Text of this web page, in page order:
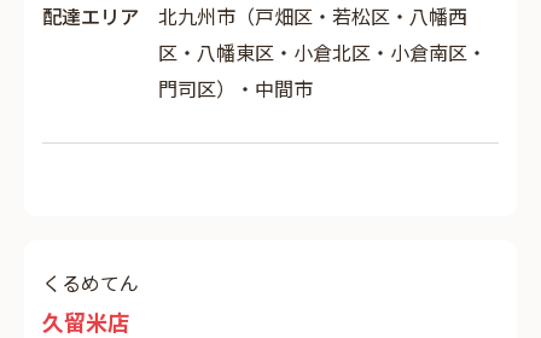
配達エリア
北九州市（戸畑区・若松区・八幡西
区・八幡東区・小倉北区・小倉南区・
門司区）・中間市
くるめてん
久留米店